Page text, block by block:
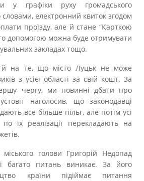
у графіки руху громадського
електронний квиток згодом
проїзду, але й стане “Карткою
допомогою можна буде отримувати
закладах тощо.
й на те, що місто Луцьк не може
з усієї області за свій кошт. За
чергу, ми повинні дбати про
наголосив, що законодавці
все більше пільг, але потім усі
їх реалізації перекладають на
голови Григорій Недопад
багато питань виникає. За його
країни підіймає питання